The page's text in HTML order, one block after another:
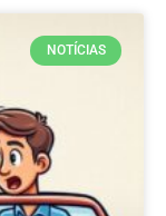
NOTÍCIAS